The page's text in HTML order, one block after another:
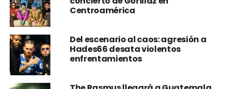
Centroamérica
Del escenario al caos: agresión a
Hades66 desata violentos
enfrentamientos